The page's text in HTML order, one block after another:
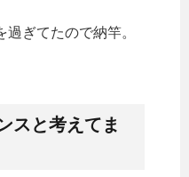
ぎてたので納竿。
スと考えてま